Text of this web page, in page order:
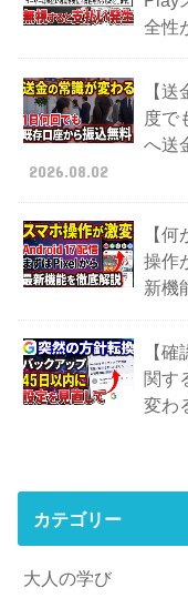
全性
【
度で
へ送
2026.08.02
【
操作
新機
【
関す
変わ
カテゴリー
大人の学び